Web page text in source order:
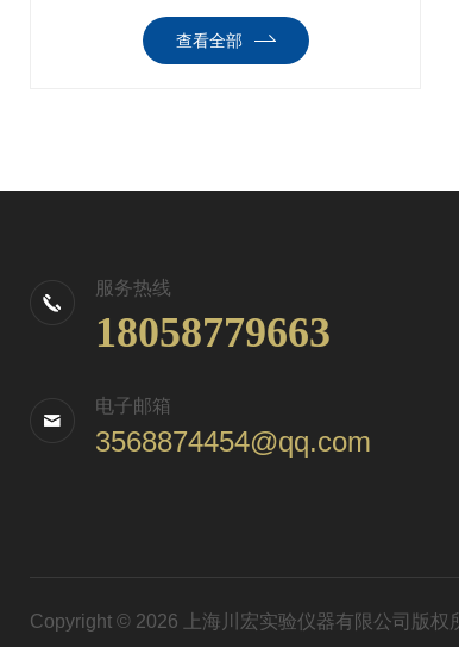
查看全部
服务热线
18058779663
电子邮箱
3568874454@qq.com
Copyright © 2026 上海川宏实验仪器有限公司版权